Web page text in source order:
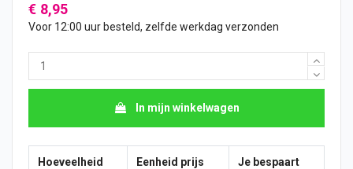
€ 8,95
Voor 12:00 uur besteld, zelfde werkdag verzonden
In mijn winkelwagen
Hoeveelheid Eenheid prijs Je bespaart